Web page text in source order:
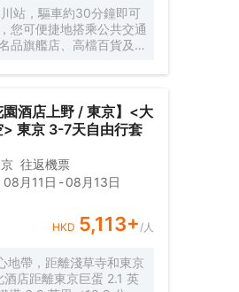
站，驅車約30分鐘即可
您可便捷地搭乘公共交通
品旗艦店、高檔百貨及百
塔亦距離酒店不遠，您可
璨閃耀的塔身燈光。7-11
圍，將為您帶來諸多便
園酒店上野 / 東京】<大
> 東京 3-7天自由行套
往返機票
08月11日 -08月13日
HKD 5,113+/人
地帶，距離淺草寺和東京
店距離東京巨蛋 2.1 英